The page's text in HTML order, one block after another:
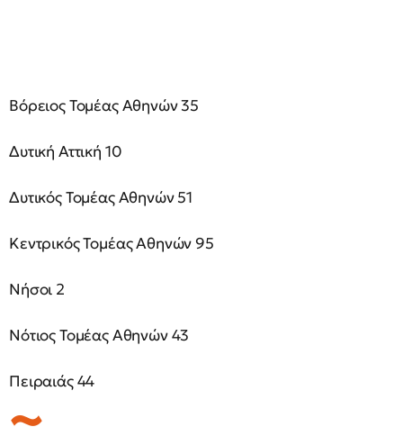
Βόρειος Τομέας Αθηνών 35
Δυτική Αττική 10
Δυτικός Τομέας Αθηνών 51
Κεντρικός Τομέας Αθηνών 95
Νήσοι 2
Νότιος Τομέας Αθηνών 43
Πειραιάς 44